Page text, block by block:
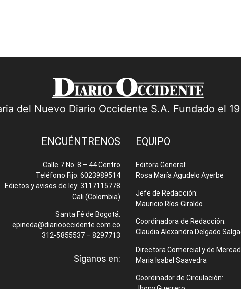
del Nuevo Diario Occidente S.A. Fundado el
ENCUÉNTRENOS
Calle 7 No. 8 – 44 Centro
Teléfono Fijo: 6023989514
Edictos y avisos de ley: 3117115778
Cali (Colombia)
Santa Fé de Bogotá:
epineda@diariooccidente.com.co
312-5855537 – 8297713
Síganos en:
EQUIPO
Editora General:
Rosa María Agudelo Ayerbe
Jefe de Redacción:
Mauricio Ríos Giraldo
Coordinadora de Redacción:
Claudia Alexandra Delgado
Directora Comercial y de
Maria Isabel Saavedra
Coordinador de Circulación: